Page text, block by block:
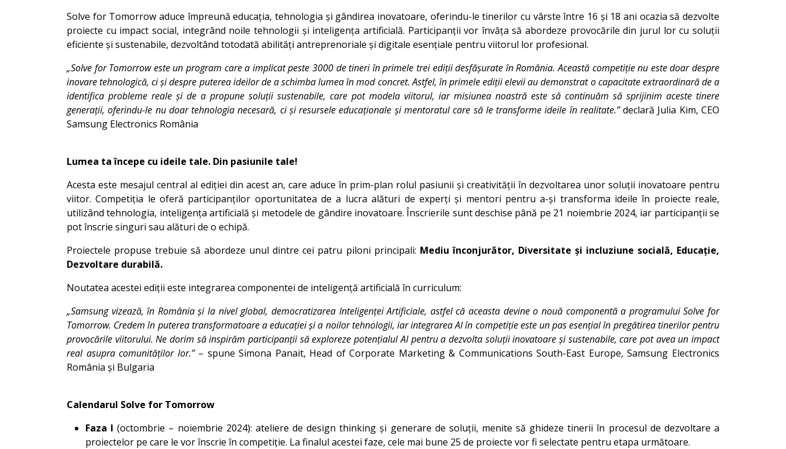
Solve for Tomorrow aduce împreună educația, tehnologia și gândirea inovatoare, oferindu-le tinerilor cu vârste între 16 și 18 ani ocazia să dezvolte
proiecte cu impact social, integrând noile tehnologii și inteligența artificială. Participanții vor învăța să abordeze provocările din jurul lor cu soluții
eficiente și sustenabile, dezvoltând totodată abilități antreprenoriale și digitale esențiale pentru viitorul lor profesional.
„Solve for Tomorrow este un program care a implicat peste 3000 de tineri în primele trei ediții desfășurate în România. Această competiție nu este doar despre
inovare tehnologică, ci și despre puterea ideilor de a schimba lumea în mod concret. Astfel, în primele ediții elevii au demonstrat o capacitate extraordinară de a
identifica probleme reale și de a propune soluții sustenabile, care pot modela viitorul, iar misiunea noastră este să continuăm să sprijinim aceste tinere
generații, oferindu-le nu doar tehnologia necesară, ci și resursele educaționale și mentoratul care să le transforme ideile în realitate.”declară Julia Kim, CEO
Samsung Electronics România
Lumea ta începe cu ideile tale. Din pasiunile tale!
Acesta este mesajul central al ediției din acest an, care aduce în prim-plan rolul pasiunii și creativității în dezvoltarea unor soluții inovatoare pentru
viitor. Competiția le oferă participanților oportunitatea de a lucra alături de experți și mentori pentru a-și transforma ideile în proiecte reale,
utilizând tehnologia, inteligența artificială și metodele de gândire inovatoare. Înscrierile sunt deschise până pe 21 noiembrie 2024, iar participanții se
pot înscrie singuri sau alături de o echipă.
Proiectele propuse trebuie să abordeze unul dintre cei patru piloni principali: Mediu înconjurător, Diversitate și incluziune socială, Educație,
Dezvoltare durabilă.
Noutatea acestei ediții este integrarea componentei de inteligență artificială în curriculum:
„Samsung vizează, în România și la nivel global, democratizarea Inteligenței Artificiale, astfel că aceasta devine o nouă componentă a programului Solve for
Tomorrow. Credem în puterea transformatoare a educației și a noilor tehnologii, iar integrarea AI în competiție este un pas esențial în pregătirea tinerilor pentru
provocările viitorului. Ne dorim să inspirăm participanții să exploreze potențialul AI pentru a dezvolta soluții inovatoare și sustenabile, care pot avea un impact
real asupra comunităților lor.”– spune Simona Panait, Head of Corporate Marketing & Communications South-East Europe, Samsung Electronics
România și Bulgaria
Calendarul Solve for Tomorrow
Faza I(octombrie – noiembrie 2024): ateliere de design thinking și generare de soluții, menite să ghideze tinerii în procesul de dezvoltare a
proiectelor pe care le vor înscrie în competiție. La finalul acestei faze, cele mai bune 25 de proiecte vor fi selectate pentru etapa următoare.